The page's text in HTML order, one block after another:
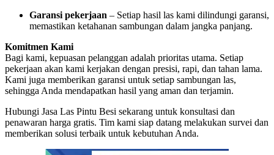
Garansi pekerjaan – Setiap hasil las kami dilindungi garansi,
memastikan ketahanan sambungan dalam jangka panjang.
Komitmen Kami
Bagi kami, kepuasan pelanggan adalah prioritas utama. Setiap
pekerjaan akan kami kerjakan dengan presisi, rapi, dan tahan lama.
Kami juga memberikan garansi untuk setiap sambungan las,
sehingga Anda mendapatkan hasil yang aman dan terjamin.
Hubungi Jasa Las Pintu Besi sekarang untuk konsultasi dan
penawaran harga gratis. Tim kami siap datang melakukan survei dan
memberikan solusi terbaik untuk kebutuhan Anda.